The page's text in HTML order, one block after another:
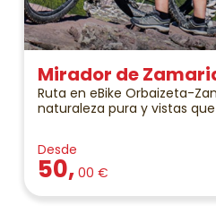
Mirador de
Ruta en eBike Orbaizeta-
naturaleza pura y vistas
Desde
50, 00 €